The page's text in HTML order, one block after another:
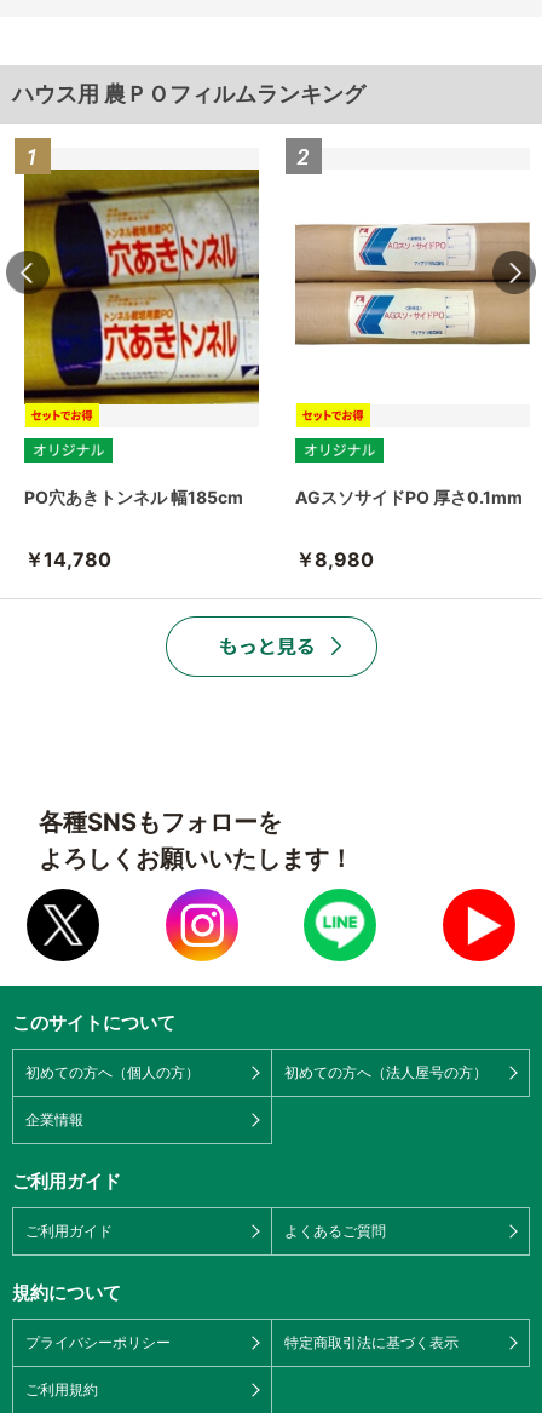
ハウス用 農ＰＯフィルムランキング
PO穴あきトンネル 幅185cm
￥14,780
AGスソサイドPO 厚さ0.1mm
￥8,980
各種SNSもフォローを
よろしくお願いいたします！
このサイトについて
初めての方へ（個人の方） 初めての方へ（法人屋号の方）
企業情報
ご利用ガイド
ご利用ガイド よくあるご質問
規約について
プライバシーポリシー 特定商取引法に基づく表示
ご利用規約